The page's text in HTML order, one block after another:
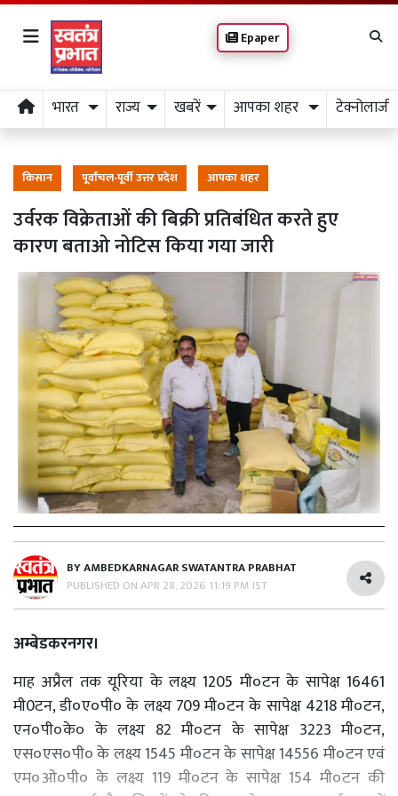
Epaper
भारत राज्य खबरें आपका शहर टेक्नोलाजी
किसान पूर्वांचल-पूर्वी उत्तर प्रदेश आपका शहर
उर्वरक विक्रेताओं की बिक्री प्रतिबंधित करते हुए
कारण बताओ नोटिस किया गया जारी
BYAMBEDKARNAGAR SWATANTRA PRABHAT
PUBLISHED ONAPR 28, 2026 11:19 PM IST
अम्बेडकरनगर।
माह अप्रैल तक यूरिया के लक्ष्य 1205 मी०टन के सापेक्ष 16461
मी0टन, डी०ए०पी० के लक्ष्य 709 मी०टन के सापेक्ष 4218 मी०टन,
एन०पी०के० के लक्ष्य 82 मी०टन के सापेक्ष 3223 मी०टन,
एस०एस०पी० के लक्ष्य 1545 मी०टन के सापेक्ष 14556 मी०टन एवं
एम०ओ०पी० के लक्ष्य 119 मी०टन के सापेक्ष 154 मी०टन की